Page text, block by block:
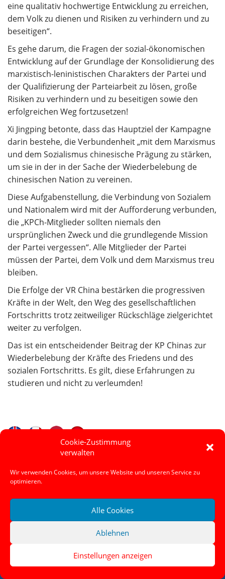
Cookie-Zustimmung
verwalten
Wir verwenden Cookies, um unsere Website und unseren Service zu
optimieren.
Alle Cookies
Ablehnen
Einstellungen anzeigen
eine qualitativ hochwertige Entwicklung zu erreichen,
dem Volk zu dienen und Risiken zu verhindern und zu
beseitigen“.
Es gehe darum, die Fragen der sozial-ökonomischen
Entwicklung auf der Grundlage der Konsolidierung des
marxistisch-leninistischen Charakters der Partei und
der Qualifizierung der Parteiarbeit zu lösen, große
Risiken zu verhindern und zu beseitigen sowie den
erfolgreichen Weg fortzusetzen!
Xi Jingping betonte, dass das Hauptziel der Kampagne
darin bestehe, die Verbundenheit „mit dem Marxismus
und dem Sozialismus chinesische Prägung zu stärken,
um sie in der in der Sache der Wiederbelebung de
chinesischen Nation zu vereinen.
Diese Aufgabenstellung, die Verbindung von Sozialem
und Nationalem wird mit der Aufforderung verbunden,
die „KPCh-Mitglieder sollten niemals den
ursprünglichen Zweck und die grundlegende Mission
der Partei vergessen“. Alle Mitglieder der Partei
müssen der Partei, dem Volk und dem Marxismus treu
bleiben.
Die Erfolge der VR China bestärken die progressiven
Kräfte in der Welt, den Weg des gesellschaftlichen
Fortschritts trotz zeitweiliger Rückschläge zielgerichtet
weiter zu verfolgen.
Das ist ein entscheidender Beitrag der KP Chinas zur
Wiederbelebung der Kräfte des Friedens und des
sozialen Fortschritts. Es gilt, diese Erfahrungen zu
studieren und nicht zu verleumden!
DKP BrandenburgHome>Der rote Kanal>China_AL